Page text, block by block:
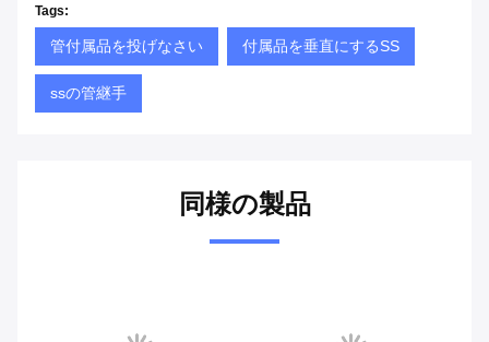
Tags:
管付属品を投げなさい 付属品を垂直にするSS
ssの管継手
同様の製品